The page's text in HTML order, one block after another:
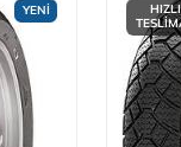
YENİ
HIZLI